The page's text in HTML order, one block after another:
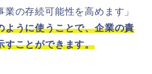
の存続可能性を高めます」
ように使うことで、企業の責
すことができます。